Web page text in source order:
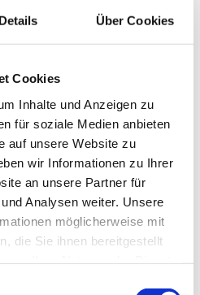
Details Über Cookies
Cookies
Inhalte und Anzeigen zu
für soziale Medien anbieten
auf unsere Website zu
wir Informationen zu Ihrer
an unsere Partner für
Analysen weiter. Unsere
möglicherweise mit
die Sie ihnen bereitgestellt
allen Produkten auf Qualität
den steigenden Ansprüchen
und produziert KRAHNEN seit
in Deutschland und garantiert
innovative Produkte. Der